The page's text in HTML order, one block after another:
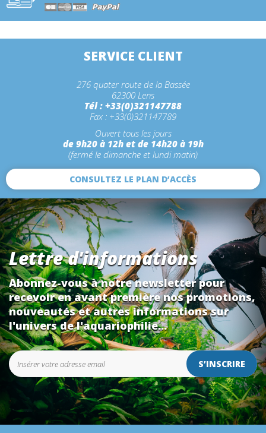
SERVICE CLIENT
276 quater route de la Bassée
62300 Lens
Tél : +33(0)321147788
Fax : +33(0)321147789
Ouvert tous les jours
de 9h20 à 12h et de 14h20 à 19h
(fermé le dimanche et lundi matin)
CONSULTEZ LE PLAN D’ACCÈS
Lettre d'informations
Abonnez-vous à notre newsletter pour
recevoir en avant première nos promotions,
nouveautés et autres informations sur
l'univers de l'aquariophilie...
S’INSCRIRE